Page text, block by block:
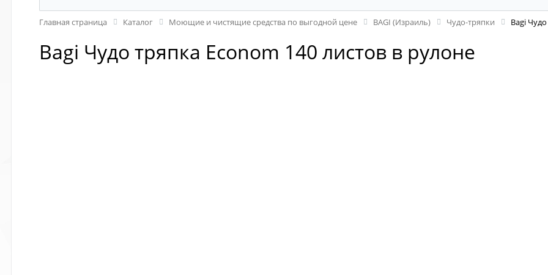
Главная страница Каталог Моющие и чистящие средства по выгодной цене BAGI (Израиль) Чудо-тряпки Bagi
Bagi Чудо тряпка Econom 140 листов в рулоне